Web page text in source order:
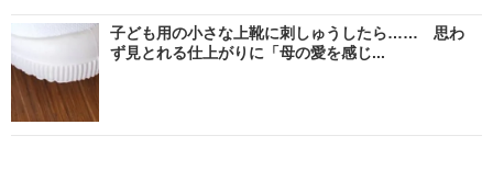
子ども用の小さな上靴に刺しゅうしたら…… 思わ
ず見とれる仕上がりに「母の愛を感じ...